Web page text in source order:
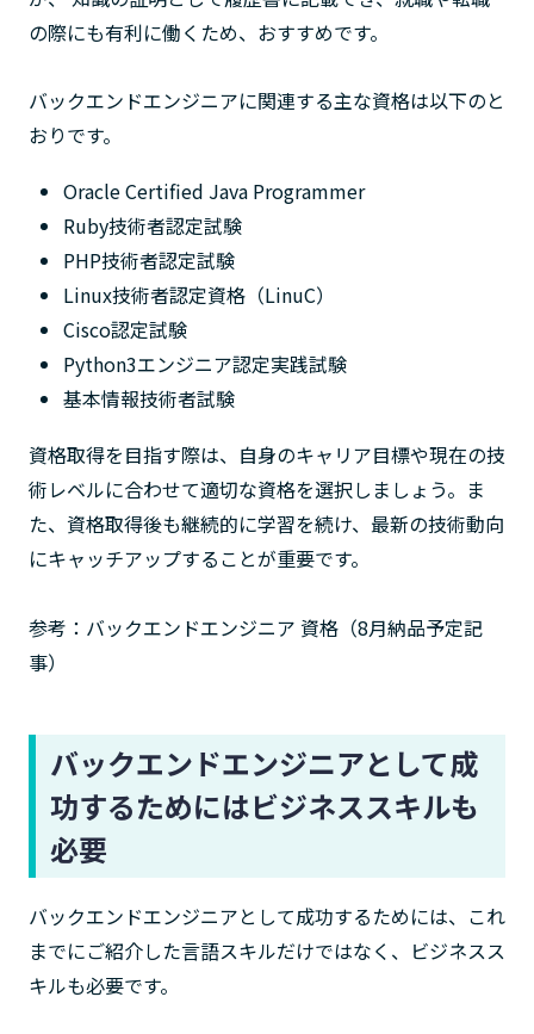
の際にも有利に働くため、おすすめです。
バックエンドエンジニアに関連する主な資格は以下のと
おりです。
Oracle Certified Java Programmer
Ruby技術者認定試験
PHP技術者認定試験
Linux技術者認定資格（LinuC）
Cisco認定試験
Python3エンジニア認定実践試験
基本情報技術者試験
資格取得を目指す際は、自身のキャリア目標や現在の技
術レベルに合わせて適切な資格を選択しましょう。ま
た、資格取得後も継続的に学習を続け、最新の技術動向
にキャッチアップすることが重要です。
参考：バックエンドエンジニア 資格（8月納品予定記
事）
バックエンドエンジニアとして成
功するためにはビジネススキルも
必要
バックエンドエンジニアとして成功するためには、これ
までにご紹介した言語スキルだけではなく、ビジネスス
キルも必要です。